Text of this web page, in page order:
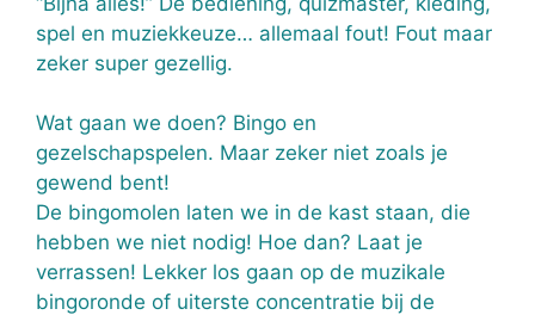
spel en muziekkeuze… allemaal fout! Fout maar
zeker super gezellig.
Wat gaan we doen? Bingo en
gezelschapspelen. Maar zeker niet zoals je
gewend bent!
De bingomolen laten we in de kast staan, die
hebben we niet nodig! Hoe dan? Laat je
verrassen! Lekker los gaan op de muzikale
bingoronde of uiterste concentratie bij de